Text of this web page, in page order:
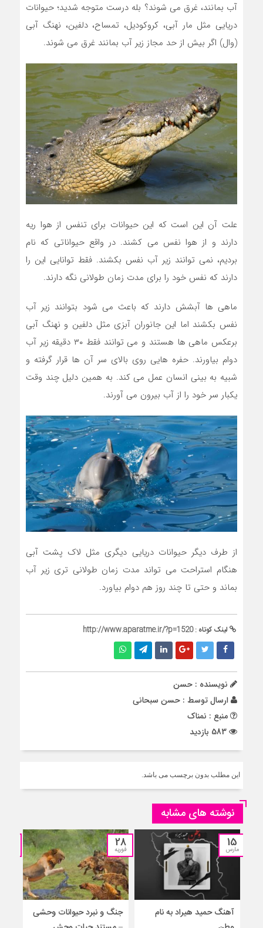
آب بمانند، غرق می شوند؟ بله درست متوجه شدید؛ حیوانات
دریایی مثل مار آبی، کروکودیل، تمساح، دلفین، نهنگ آبی
(وال) اگر بیش از حد مجاز زیر آب بمانند غرق می شوند.
علت آن این است که این حیوانات برای تنفس از هوا ریه
دارند و از هوا نفس می کشند. در واقع حیواناتی که نام
بردیم، نمی توانند زیر آب نفس بکشند. فقط توانایی این را
دارند که نفس خود را برای مدت زمان طولانی نگه دارند.
ماهی ها آبشش دارند که باعث می شود بتوانند زیر آب
نفس بکشند اما این جانوران آبزی مثل دلفین و نهنگ آبی
برعکس ماهی ها هستند و می توانند فقط ۳۰ دقیقه زیر آب
دوام بیاورند. حفره هایی روی بالای سر آن ها قرار گرفته و
شبیه به بینی انسان عمل می کند. به همین دلیل چند وقت
یکبار سر خود را از آب بیرون می آورند.
از طرف دیگر حیوانات دریایی دیگری مثل لاک پشت آبی
هنگام استراحت می تواند مدت زمان طولانی تری زیر آب
بماند و حتی تا چند روز هم دوام بیاورد.
لینک کوتاه :http://www.aparatme.ir/?p=1520
نویسنده : حسن
ارسال توسط : حسن سبحانی
منبع : نمناک
این مطلب بدون برچسب می باشد.
نوشته های مشابه
15
مارس
آهنگ حمید هیراد به نام
28
فوریه
جنگ و نبرد حیوانات وحشی